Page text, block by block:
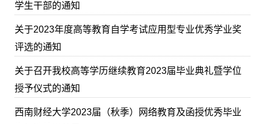
学生干部的通知
关于2023年度高等教育自学考试应用型专业优秀学业奖
评选的通知
关于召开我校高等学历继续教育2023届毕业典礼暨学位
授予仪式的通知
西南财经大学2023届（秋季）网络教育及函授优秀毕业